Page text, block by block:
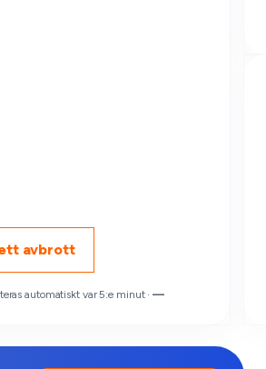
avbrott
automatiskt var 5:e minut ·—